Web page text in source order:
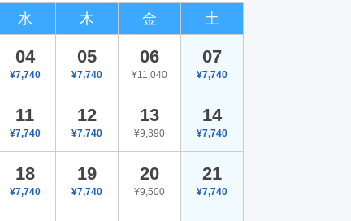
水 木 金 土
04
¥7,740
05
¥7,740
06
¥11,040
07
¥7,740
11
¥7,740
12
¥7,740
13
¥9,390
14
¥7,740
18
¥7,740
19
¥7,740
20
¥9,500
21
¥7,740